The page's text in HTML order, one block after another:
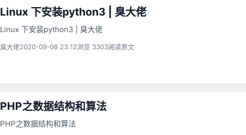
Linux 下安装python3 | 臭大佬
Linux 下安装python3 | 臭大佬
臭大佬2020-09-08 23:12浏览 3303阅读原文
PHP之数据结构和算法
PHP之数据结构和算法